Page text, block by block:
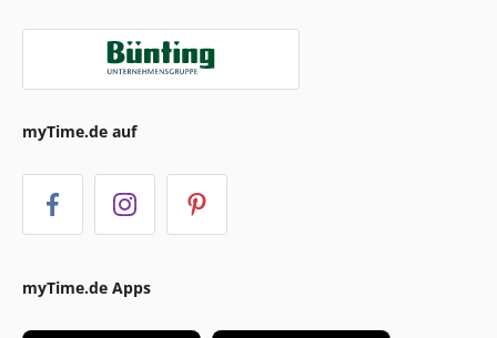
myTime.de auf
myTime.de Apps